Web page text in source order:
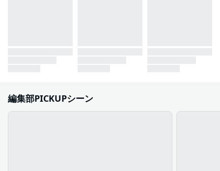
編集部PICKUPシーン